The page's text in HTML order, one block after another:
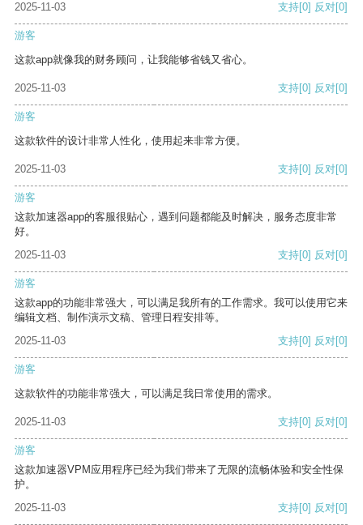
2025-11-03 支持[0] 反对[0]
游客
这款app就像我的财务顾问，让我能够省钱又省心。
2025-11-03 支持[0] 反对[0]
游客
这款软件的设计非常人性化，使用起来非常方便。
2025-11-03 支持[0] 反对[0]
游客
这款加速器app的客服很贴心，遇到问题都能及时解决，服务态度非常
好。
2025-11-03
支持[0] 反对[0]
游客
这款app的功能非常强大，可以满足我所有的工作需求。我可以使用它来
编辑文档、制作演示文稿、管理日程安排等。
2025-11-03
支持[0] 反对[0]
游客
这款软件的功能非常强大，可以满足我日常使用的需求。
2025-11-03 支持[0] 反对[0]
游客
这款加速器VPM应用程序已经为我们带来了无限的流畅体验和安全性保
护。
2025-11-03
支持[0] 反对[0]